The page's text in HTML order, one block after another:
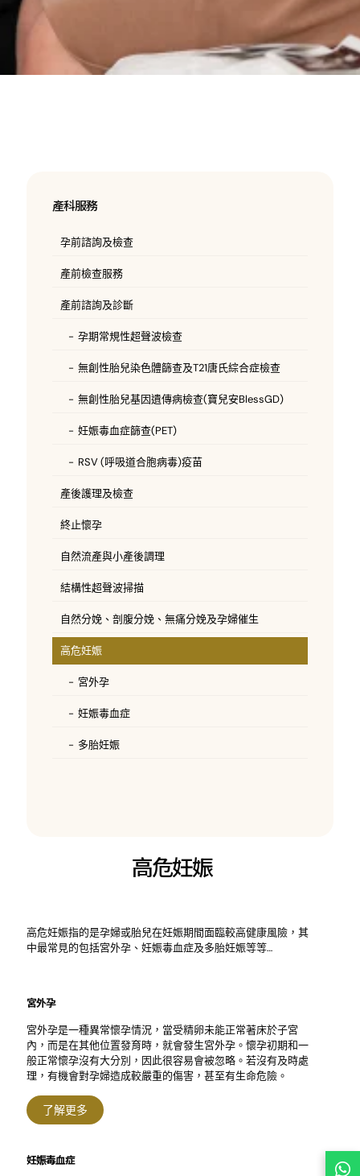
高危妊娠
高危妊娠指的是孕婦或胎兒在妊娠期間面臨較高健康風險，其
中最常見的包括宮外孕、妊娠毒血症及多胎妊娠等等…
宮外孕
宮外孕是一種異常懷孕情況，當受精卵未能正常著床於子宮
內，而是在其他位置發育時，就會發生宮外孕。懷孕初期和一
般正常懷孕沒有大分別，因此很容易會被忽略。若沒有及時處
理，有機會對孕婦造成較嚴重的傷害，甚至有生命危險。
了解更多
妊娠毒血症
產科服務
孕前諮詢及檢查
產前檢查服務
產前諮詢及診斷
孕期常規性超聲波檢查
無創性胎兒染色體篩查及T21唐氏綜合症檢查
無創性胎兒基因遺傳病檢查(寶兒安BlessGD)
妊娠毒血症篩查(PET)
RSV (呼吸道合胞病毒)疫苗
產後護理及檢查
終止懷孕
自然流產與小產後調理
結構性超聲波掃描
自然分娩、剖腹分娩、無痛分娩及孕婦催生
高危妊娠
宮外孕
妊娠毒血症
多胎妊娠